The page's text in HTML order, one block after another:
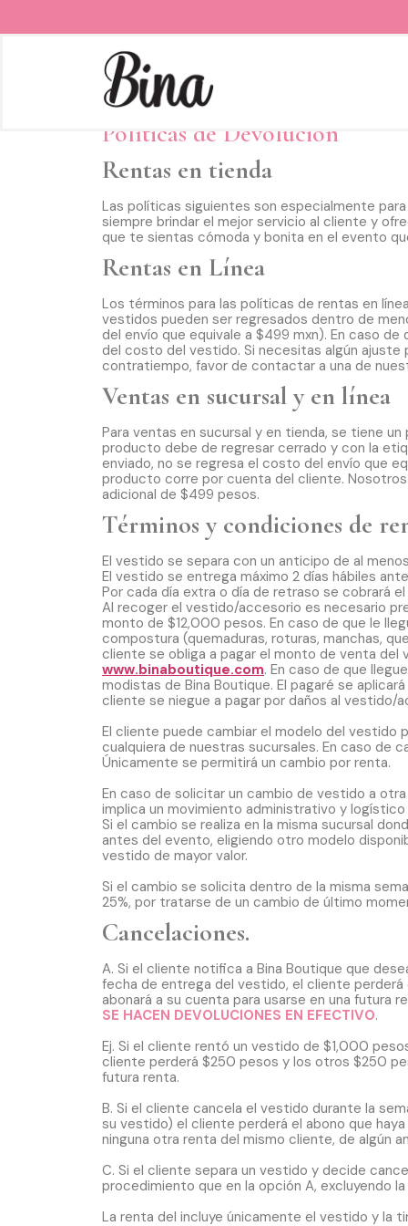
Políticas de Devolución
Rentas en tienda
Las políticas siguientes son especialmente
siempre brindar el mejor servicio al cliente y
que te sientas cómoda y bonita en el evento
Rentas en Línea
Los términos para las políticas de rentas en
vestidos pueden ser regresados dentro de
del envío que equivale a $499 mxn). En caso
del costo del vestido. Si necesitas algún
contratiempo, favor de contactar a una de
Ventas en sucursal y en línea
Para ventas en sucursal y en tienda, se tiene
producto debe de regresar cerrado y con la
enviado, no se regresa el costo del envío que
producto corre por cuenta del cliente.
adicional de $499 pesos.
Términos y condiciones de
El vestido se separa con un anticipo de al
El vestido se entrega máximo 2 días hábiles
Por cada día extra o día de retraso se cobrará
Al recoger el vestido/accesorio es necesario
monto de $12,000 pesos. En caso de que le
compostura (quemaduras, roturas, manchas,
cliente se obliga a pagar el monto de venta del
www.binaboutique.com. En caso de que
modistas de Bina Boutique. El pagaré se
cliente se niegue a pagar por daños al vestido/
El cliente puede cambiar el modelo del vestido
cualquiera de nuestras sucursales. En caso de
Únicamente se permitirá un cambio por renta.
En caso de solicitar un cambio de vestido a
implica un movimiento administrativo y
Si el cambio se realiza en la misma sucursal
antes del evento, eligiendo otro modelo
vestido de mayor valor.
Si el cambio se solicita dentro de la misma
25%, por tratarse de un cambio de último
Cancelaciones.
A. Si el cliente notifica a Bina Boutique que
fecha de entrega del vestido, el cliente
abonará a su cuenta para usarse en una futura
SE HACEN DEVOLUCIONES EN EFECTIVO.
Ej. Si el cliente rentó un vestido de $1,000
cliente perderá $250 pesos y los otros $250
futura renta.
B. Si el cliente cancela el vestido durante la
su vestido) el cliente perderá el abono que
ninguna otra renta del mismo cliente, de algún
C. Si el cliente separa un vestido y decide
procedimiento que en la opción A, excluyendo la
La renta del incluye únicamente el vestido y la